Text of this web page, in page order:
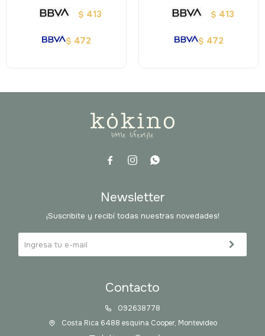
$ 413
$ 472
$ 413
$ 472
  
Contacto
092638778
Costa Rica 6488 esquina Cooper, Montevideo
Newsletter
¡Suscribite y recibí todas nuestras novedades!